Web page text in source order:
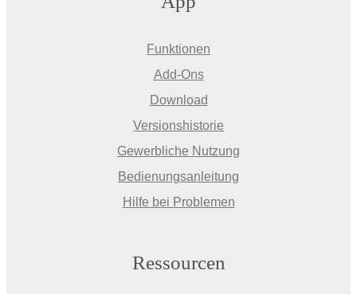
Funktionen
Add-Ons
Download
Versionshistorie
Gewerbliche Nutzung
Bedienungsanleitung
Hilfe bei Problemen
Ressourcen